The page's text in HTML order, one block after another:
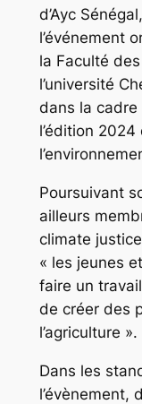
d’Ayc
l’événement
la Faculté
l’université
dans la
l’édition
Poursuivant
ailleurs
climate
« les jeunes
faire un
de créer des
l’agriculture ».
Dans les
l’évènement,